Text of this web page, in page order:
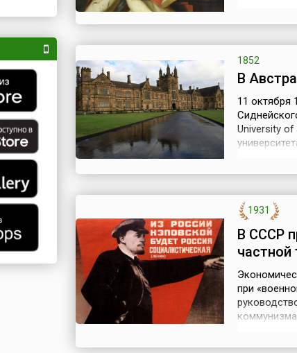
1852
В
11 октября
University of
1931
В СССР
частной
при